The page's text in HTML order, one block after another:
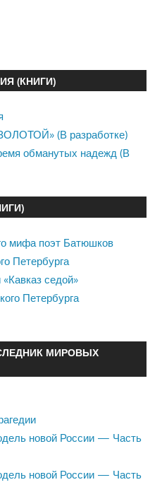
(КНИГИ)
(В разработке)
обманутых надежд (В
мифа поэт Батюшков
Петербурга
седой»
Петербурга
МИРОВЫХ
новой России — Часть
новой России — Часть